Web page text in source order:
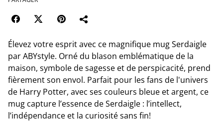
Élevez votre esprit avec ce magnifique mug Serdaigle
par ABYstyle. Orné du blason emblématique de la
maison, symbole de sagesse et de perspicacité, prend
fièrement son envol. Parfait pour les fans de l'univers
de Harry Potter, avec ses couleurs bleue et argent, ce
mug capture l’essence de Serdaigle : l’intellect,
l’indépendance et la curiosité sans fin!